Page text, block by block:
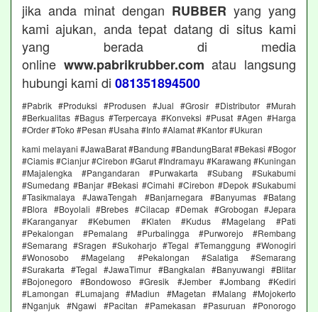
jika anda minat dengan RUBBER yang yang
kami ajukan, anda tepat datang di situs kami
yang berada di media
online www.pabrikrubber.com atau langsung
hubungi kami di 081351894500
#Pabrik #Produksi #Produsen #Jual #Grosir #Distributor #Murah
#Berkualitas #Bagus #Terpercaya #Konveksi #Pusat #Agen #Harga
#Order #Toko #Pesan #Usaha #Info #Alamat #Kantor #Ukuran
kami melayani #JawaBarat #Bandung #BandungBarat #Bekasi #Bogor
#Ciamis #Cianjur #Cirebon #Garut #Indramayu #Karawang #Kuningan
#Majalengka #Pangandaran #Purwakarta #Subang #Sukabumi
#Sumedang #Banjar #Bekasi #Cimahi #Cirebon #Depok #Sukabumi
#Tasikmalaya #JawaTengah #Banjarnegara #Banyumas #Batang
#Blora #Boyolali #Brebes #Cilacap #Demak #Grobogan #Jepara
#Karanganyar #Kebumen #Klaten #Kudus #Magelang #Pati
#Pekalongan #Pemalang #Purbalingga #Purworejo #Rembang
#Semarang #Sragen #Sukoharjo #Tegal #Temanggung #Wonogiri
#Wonosobo #Magelang #Pekalongan #Salatiga #Semarang
#Surakarta #Tegal #JawaTimur #Bangkalan #Banyuwangi #Blitar
#Bojonegoro #Bondowoso #Gresik #Jember #Jombang #Kediri
#Lamongan #Lumajang #Madiun #Magetan #Malang #Mojokerto
#Nganjuk #Ngawi #Pacitan #Pamekasan #Pasuruan #Ponorogo